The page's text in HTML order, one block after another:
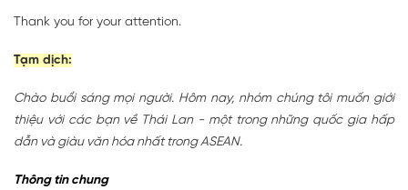
Thank you for your attention.
Tạm dịch:
Chào buổi sáng mọi người. Hôm nay, nhóm chúng tôi muốn giới
thiệu với các bạn về Thái Lan - một trong những quốc gia hấp
dẫn và giàu văn hóa nhất trong ASEAN.
Thông tin chung